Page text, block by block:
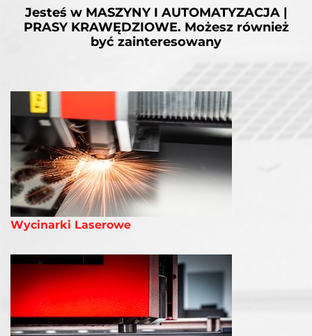
Jesteś w MASZYNY I AUTOMATYZACJA |
PRASY KRAWĘDZIOWE. Możesz również
być zainteresowany
Wycinarki Laserowe